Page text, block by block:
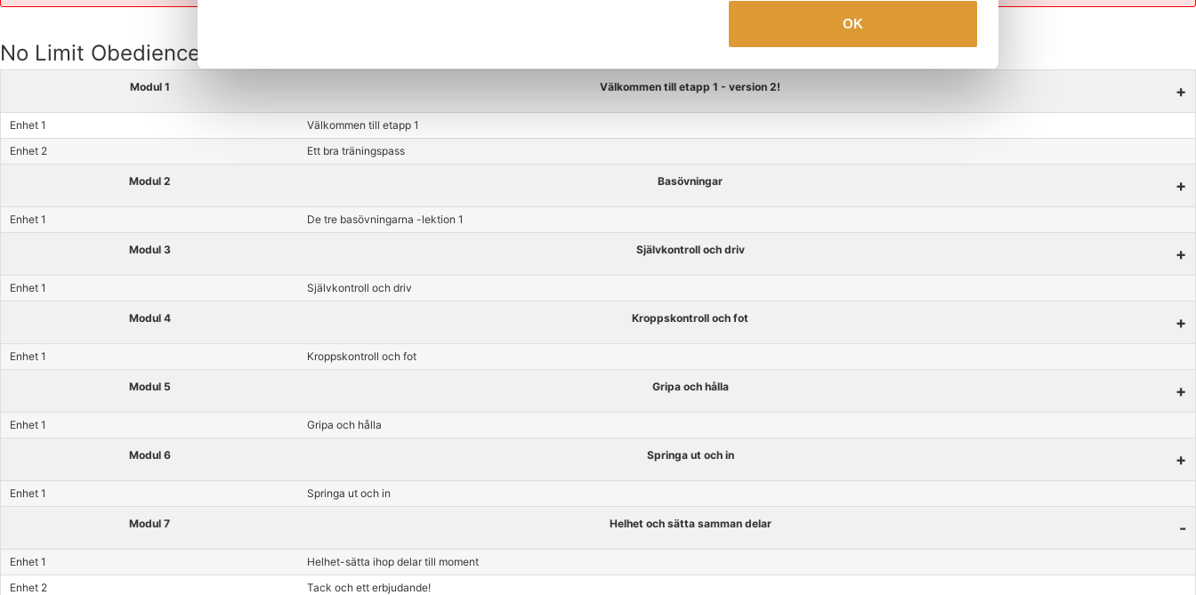
OK
No Limit Obedience - Etapp 1 version 2
Modul 1 Välkommen till etapp 1 - version 2! +
Enhet 1
Välkommen till etapp 1
Enhet 2
Ett bra träningspass
Modul 2 Basövningar +
Enhet 1 De tre basövningarna -lektion 1
Modul 3 Självkontroll och driv +
Enhet 1 Självkontroll och driv
Modul 4 Kroppskontroll och fot +
Enhet 1 Kroppskontroll och fot
Modul 5 Gripa och hålla +
Enhet 1 Gripa och hålla
Modul 6 Springa ut och in +
Enhet 1 Springa ut och in
Modul 7 Helhet och sätta samman delar -
Enhet 1
Helhet-sätta ihop delar till moment
Enhet 2
Tack och ett erbjudande!